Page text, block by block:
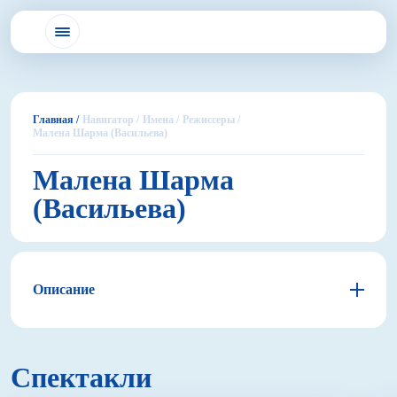
Главная / Навигатор / Имена / Режиссеры /
Малена Шарма (Васильева)
Малена Шарма
(Васильева)
Описание
Спектакли «Всюду театра», созданного Маленой
Спектакли